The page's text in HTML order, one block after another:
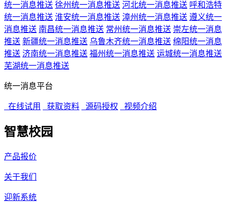
统一消息推送 徐州统一消息推送 河北统一消息推送 呼和浩特
统一消息推送 淮安统一消息推送 漳州统一消息推送 遵义统一
消息推送 南昌统一消息推送 常州统一消息推送 崇左统一消息
推送 新疆统一消息推送 乌鲁木齐统一消息推送 绵阳统一消息
推送 济南统一消息推送 福州统一消息推送 运城统一消息推送
芜湖统一消息推送
统一消息平台
在线试用 获取资料 源码授权 视频介绍
智慧校园
产品报价
关于我们
迎新系统